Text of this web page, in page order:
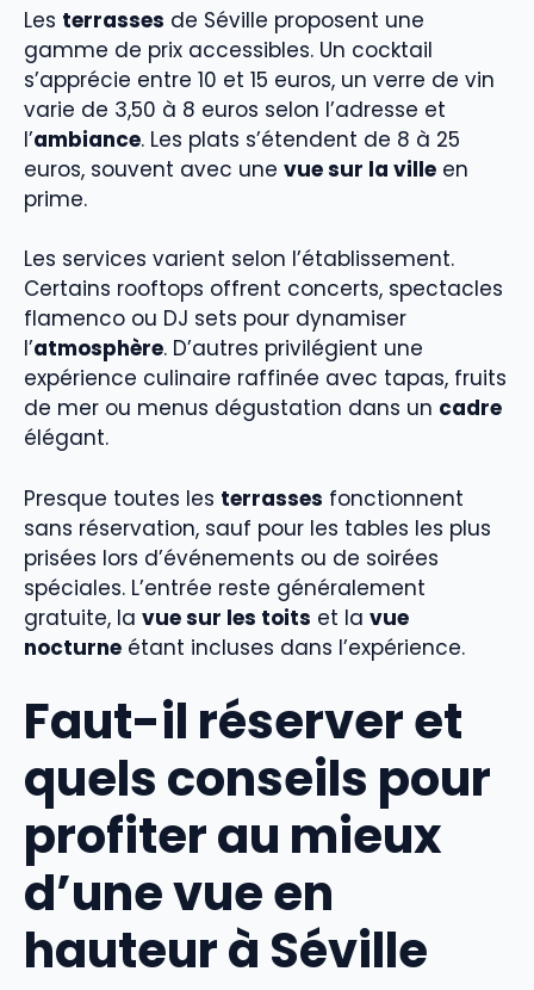
Les terrasses de Séville proposent une
gamme de prix accessibles. Un cocktail
s’apprécie entre 10 et 15 euros, un verre de vin
varie de 3,50 à 8 euros selon l’adresse et
l’ambiance. Les plats s’étendent de 8 à 25
euros, souvent avec une vue sur la ville en
prime.
Les services varient selon l’établissement.
Certains rooftops offrent concerts, spectacles
flamenco ou DJ sets pour dynamiser
l’atmosphère. D’autres privilégient une
expérience culinaire raffinée avec tapas, fruits
de mer ou menus dégustation dans un cadre
élégant.
Presque toutes les terrasses fonctionnent
sans réservation, sauf pour les tables les plus
prisées lors d’événements ou de soirées
spéciales. L’entrée reste généralement
gratuite, la vue sur les toits et la vue
nocturne étant incluses dans l’expérience.
Faut-il réserver et
quels conseils pour
profiter au mieux
d’une vue en
hauteur à Séville